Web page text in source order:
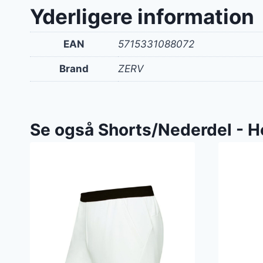
Yderligere information
EAN 5715331088072
Brand ZERV
Se også Shorts/Nederdel -